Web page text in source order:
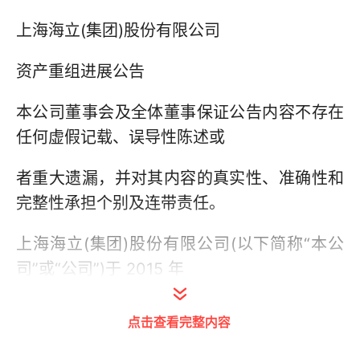
上海海立(集团)股份有限公司
资产重组进展公告
本公司董事会及全体董事保证公告内容不存在
任何虚假记载、误导性陈述或
者重大遗漏，并对其内容的真实性、准确性和
完整性承担个别及连带责任。
上海海立(集团)股份有限公司(以下简称“本公
司”或“公司”)于 2015 年
1 月 23 日召开了第七届董事会第五次会议，
审议通过了关于公司发行股份购买
点击查看完整内容